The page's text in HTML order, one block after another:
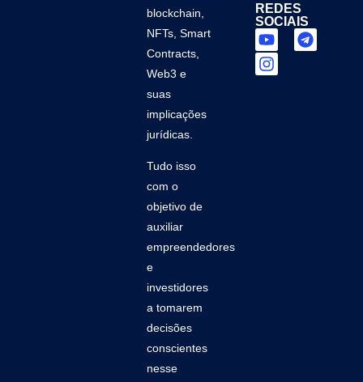
blockchain,
NFTs, Smart
Contracts,
Web3 e
suas
implicações
jurídicas.
Tudo isso
com o
objetivo de
auxiliar
empreendedores
e
investidores
a tomarem
decisões
conscientes
nesse
REDES
SOCIAIS